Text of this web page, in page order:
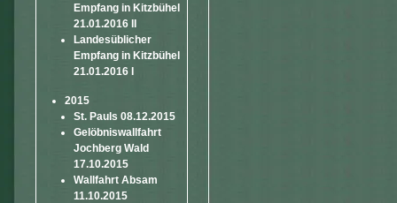
Empfang in Kitzbühel
21.01.2016 II
Landesüblicher
Empfang in Kitzbühel
21.01.2016 I
2015
St. Pauls 08.12.2015
Gelöbniswallfahrt
Jochberg Wald
17.10.2015
Wallfahrt Absam
11.10.2015